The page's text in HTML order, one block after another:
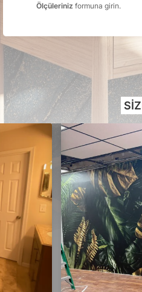
Ölçüleriniz formuna girin.